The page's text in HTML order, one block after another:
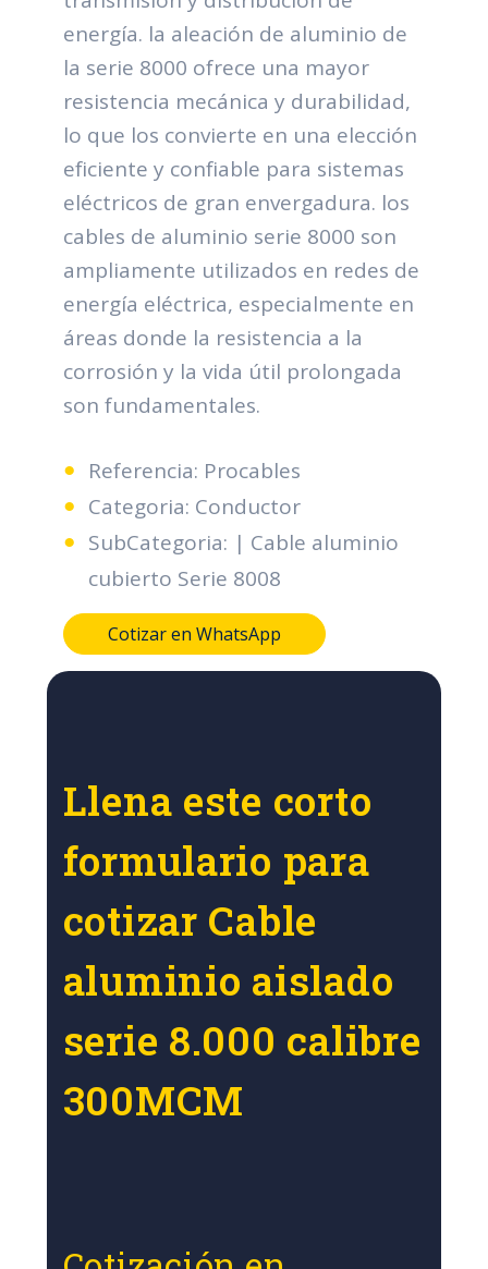
energía. la aleación de aluminio de
la serie 8000 ofrece una mayor
resistencia mecánica y durabilidad,
lo que los convierte en una elección
eficiente y confiable para sistemas
eléctricos de gran envergadura. los
cables de aluminio serie 8000 son
ampliamente utilizados en redes de
energía eléctrica, especialmente en
áreas donde la resistencia a la
corrosión y la vida útil prolongada
son fundamentales.
Referencia: Procables
Categoria: Conductor
SubCategoria: | Cable aluminio
cubierto Serie 8008
Cotizar en WhatsApp
Llena este corto
formulario para
cotizar Cable
aluminio aislado
serie 8.000 calibre
300MCM